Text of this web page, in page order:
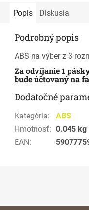
Popis Diskusia
Podrobný popis
ABS na výber z 3
Za odvíjanie 1
bude účtovaný na
Dodatočné
Kategória:
ABS
Hmotnosť: 0.045 kg
EAN: